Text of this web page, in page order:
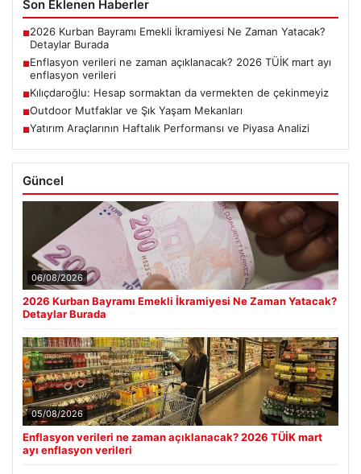
Son Eklenen Haberler
■2026 Kurban Bayramı Emekli İkramiyesi Ne Zaman Yatacak?
Detaylar Burada
■Enflasyon verileri ne zaman açıklanacak? 2026 TÜİK mart ayı
enflasyon verileri
■Kılıçdaroğlu: Hesap sormaktan da vermekten de çekinmeyiz
■Outdoor Mutfaklar ve Şık Yaşam Mekanları
■Yatırım Araçlarının Haftalık Performansı ve Piyasa Analizi
Güncel
06/08/2026
2026 Kurban Bayramı Emekli İkramiyesi Ne Zaman Yatacak?
Detaylar Burada
05/08/2026
Enflasyon verileri ne zaman açıklanacak? 2026 TÜİK mart
ayı enflasyon verileri